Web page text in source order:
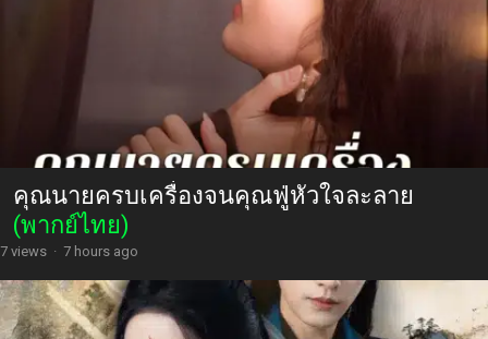
คุณนายครบเครื่องจนคุณฟู่หัวใจละลาย
(พากย์ไทย)
7 views · 7 hours ago